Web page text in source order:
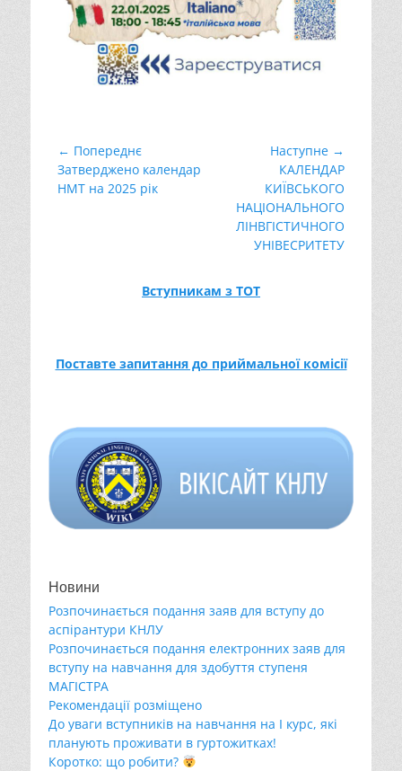
Навігація
записів
← Попереднє
Попередній
запис:
Затверджено календар
НМТ на 2025 рік
Наступне →
КАЛЕНДАР
КИЇВСЬКОГО
НАЦІОНАЛЬНОГО
ЛІНВГІСТИЧНОГО
УНІВЕСРИТЕТУ
Вступникам з ТОТ
Поставте запитання до приймальної комісії
Новини
Розпочинається подання заяв для вступу до
аспірантури КНЛУ
Розпочинається подання електронних заяв для
вступу на навчання для здобуття ступеня
МАГІСТРА
Рекомендації розміщено
До уваги вступників на навчання на І курс, які
планують проживати в гуртожитках!
Коротко: що робити?